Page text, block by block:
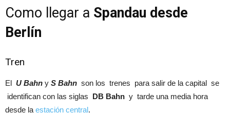
Como llegar a Spandau desde
Berlín
Tren
El U Bahn y S Bahn son los trenes para salir de la capital se
identifican con las siglas DB Bahn y tarde una media hora
desde la estación central.